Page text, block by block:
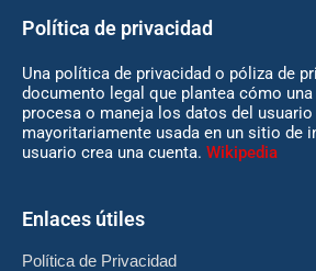
Política de privacidad
Una política de privacidad o póliza de
documento legal que plantea cómo
procesa o maneja los datos del
mayoritariamente usada en un sitio de
usuario crea una cuenta. Wikipedia
Enlaces útiles
Política de Privacidad